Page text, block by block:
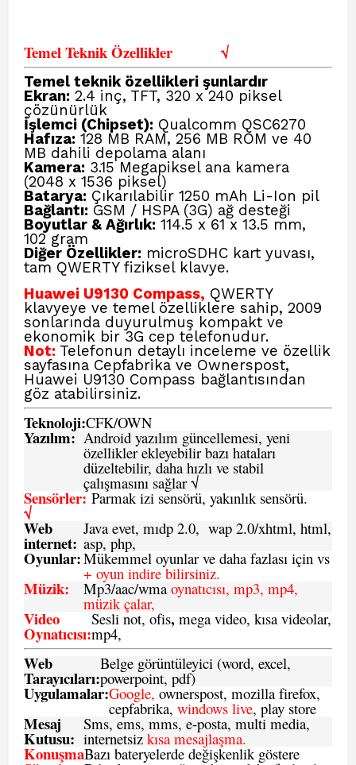
Temel Teknik Özellikler√
Temel teknik özellikleri şunlardır
Ekran: 2.4 inç, TFT, 320 x 240 piksel
çözünürlük
İşlemci (Chipset): Qualcomm QSC6270
Hafıza: 128 MB RAM, 256 MB ROM ve 40
MB dahili depolama alanı
Kamera: 3.15 Megapiksel ana kamera
(2048 x 1536 piksel)
Batarya: Çıkarılabilir 1250 mAh Li-Ion pil
Bağlantı: GSM / HSPA (3G) ağ desteği
Boyutlar & Ağırlık: 114.5 x 61 x 13.5 mm,
102 gram
Diğer Özellikler: microSDHC kart yuvası,
tam QWERTY fiziksel klavye.
Huawei U9130 Compass, QWERTY
klavyeye ve temel özelliklere sahip, 2009
sonlarında duyurulmuş kompakt ve
ekonomik bir 3G cep telefonudur.
Not: Telefonun detaylı inceleme ve özellik
sayfasına Cepfabrika ve Ownerspost,
Huawei U9130 Compass bağlantısından
göz atabilirsiniz.
Teknoloji:CFK/OWN
Yazılım: Android yazılım güncellemesi, yeni
özellikler ekleyebilir bazı hataları
düzeltebilir, daha hızlı ve stabil
çalışmasını sağlar √
Sensörler:
√
Parmak izi sensörü, yakınlık sensörü.
Web
internet:
Java evet, mıdp 2.0, wap 2.0/xhtml, html,
asp, php,
Oyunlar:Mükemmel oyunlar ve daha fazlası için vs
+ oyun indire bilirsiniz.
Müzik: Mp3/aac/wmaoynatıcısı, mp3, mp4,
müzik çalar,
Video
Oynatıcısı:
Sesli not, ofis, mega video, kısa videolar,
mp4,
Web
Tarayıcıları:
Belge görüntüleyici (word, excel,
powerpoint, pdf)
Uygulamalar:Google, ownerspost, mozilla firefox,
cepfabrika, windows live, play store
Mesaj
Kutusu:
Sms, ems, mms, e-posta, multi media,
internetsiz kısa mesajlaşma.
KonuşmaBazı bateryelerde değişkenlik göstere